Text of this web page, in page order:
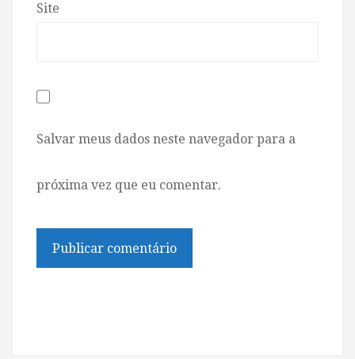
Site
Salvar meus dados neste navegador para a
próxima vez que eu comentar.